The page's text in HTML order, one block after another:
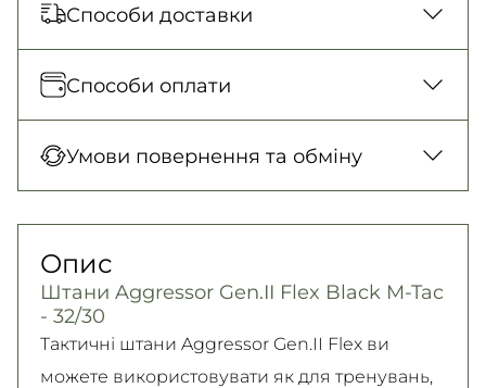
Способи доставки
Відправка кожного дня. Післяплата тільки
на замовлення від 500 грн
150 грн. / 1-2 дні
300 грн. / 1-2 дні
Самовивіз
Безкоштовно
Детальніше
Способи оплати
карткою у відділенні, Безготівковими для
Детальніше
Умови повернення та обміну
Детально про умови повернення та обміну
читайте насторінці
Детальніше
Опис
Штани Aggressor Gen.II Flex Black M-Tac
- 32/30
Тактичні штани Aggressor Gen.II Flex ви
можете використовувати як для тренувань,